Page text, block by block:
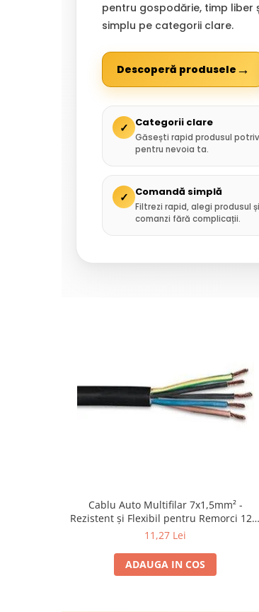
pentru gospodărie, timp liber
simplu pe categorii clare.
Descoperă produsele →
✓ Categorii clare
Găsești rapid produsul
pentru nevoia ta.
✓ Comandă simplă
Filtrezi rapid, alegi produsul și
comanzi fără complicații.
Cablu Auto Multifilar 7x1,5mm² -
Rezistent și Flexibil pentru Remorci 12V-
24V
11,27 Lei
ADAUGA IN COS